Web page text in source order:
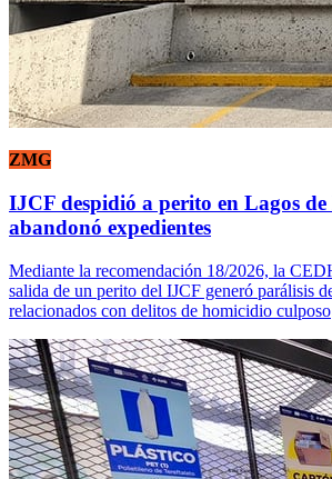
ZMG
IJCF despidió a perito en Lagos
abandonó expedientes
Mediante la recomendación 18/2026, la
salida de un perito del IJCF generó parálisis
relacionados con delitos de homicidio culposo